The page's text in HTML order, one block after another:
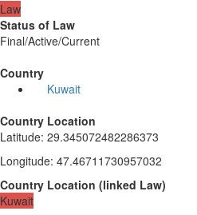
Law
Status of Law
Final/Active/Current
Country
Kuwait
Country Location
Latitude: 29.345072482286373
Longitude: 47.46711730957032
Country Location (linked Law)
Kuwait